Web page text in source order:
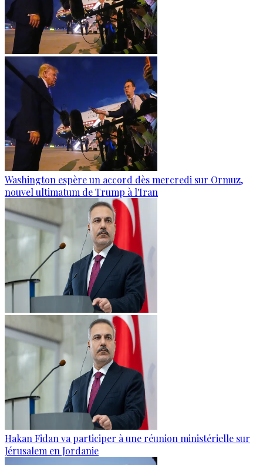
Washington espère un accord dès mercredi sur Ormuz,
nouvel ultimatum de Trump à l'Iran
Hakan Fidan va participer à une réunion ministérielle sur
Jérusalem en Jordanie